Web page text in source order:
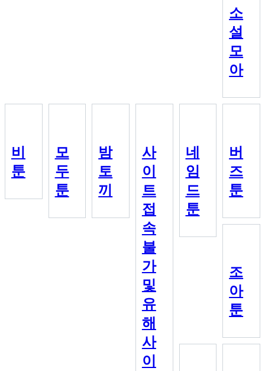
소
설
모
아
비
툰
모
두
툰
밤
토
끼
사
이
트
접
속
불
가
및
유
해
사
이
네
임
드
툰
버
즈
툰
조
아
툰